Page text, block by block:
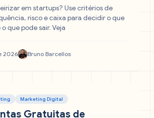
em startups? Use critérios de
risco e caixa para decidir o que
que pode sair. Veja
2026 Bruno Barcellos
Marketing Digital
Gratuitas de